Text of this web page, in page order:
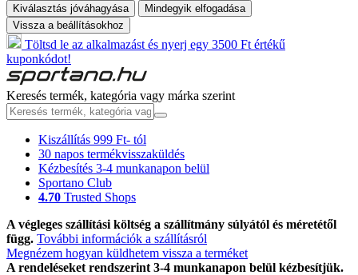
Kiválasztás jóváhagyása
Mindegyik elfogadása
Vissza a beállításokhoz
Töltsd le az alkalmazást és nyerj egy 3500 Ft értékű
kuponkódot!
Keresés termék, kategória vagy márka szerint
Kiszállítás 999 Ft- tól
30 napos termékvisszaküldés
Kézbesítés 3-4 munkanapon belül
Sportano Club
4.70 Trusted Shops
A végleges szállítási költség a szállítmány súlyától és méretétől
függ. További információk a szállításról
Megnézem hogyan küldhetem vissza a terméket
A rendeléseket rendszerint 3-4 munkanapon belül kézbesítjük.